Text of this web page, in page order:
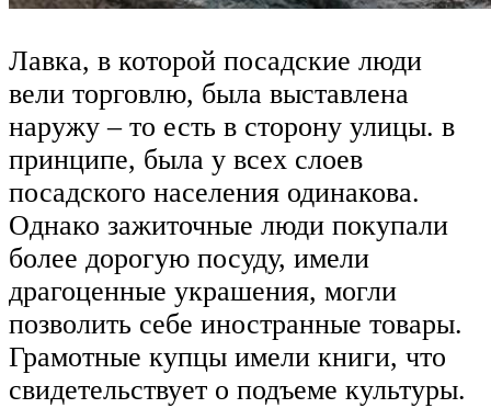
Лавка, в которой посадские люди
вели торговлю, была выставлена
наружу – то есть в сторону улицы. в
принципе, была у всех слоев
посадского населения одинакова.
Однако зажиточные люди покупали
более дорогую посуду, имели
драгоценные украшения, могли
позволить себе иностранные товары.
Грамотные купцы имели книги, что
свидетельствует о подъеме культуры.